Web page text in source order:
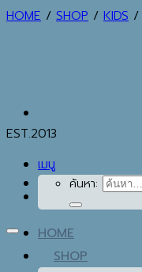
EST.2013
เมนู
ค้นหา:
HOME
SHOP
HOME / SHOP / KIDS /